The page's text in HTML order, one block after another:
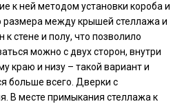
к ней методом установки короба и
размера между крышей стеллажа и
стене и полу, что позволило
можно с двух сторон, внутри
краю и низу – такой вариант и
больше всего. Дверки с
В месте примыкания стеллажа к